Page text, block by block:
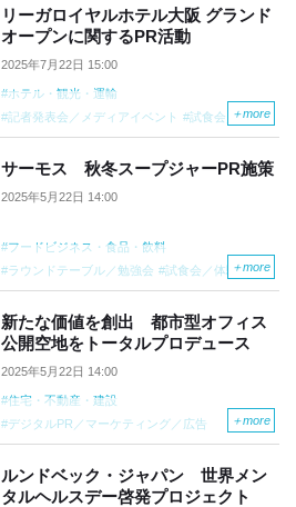
リーガロイヤルホテル大阪 グランド
オープンに関するPR活動
2025年7月22日 15:00
ホテル・観光・運輸
記者発表会／メディアイベント
試食会／体験会
ブランディング・リブランディング
メディアリレーションの強化
＋more
サーモス 秋冬スープジャーPR施策
2025年5月22日 14:00
フードビジネス・食品・飲料
ラウンドテーブル／勉強会
試食会／体験会
既存商品・サービスの認知促進
メディアリレーションの強化
＋more
新たな価値を創出 都市型オフィス
公開空地をトータルプロデュース
2025年5月22日 14:00
住宅・不動産・建設
デジタルPR／マーケティング／広告
ブランディング・リブランディング
＋more
ルンドベック・ジャパン 世界メン
タルヘルスデー啓発プロジェクト